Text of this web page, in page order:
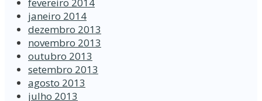
janeiro 2014
dezembro 2013
novembro 2013
outubro 2013
setembro 2013
agosto 2013
julho 2013